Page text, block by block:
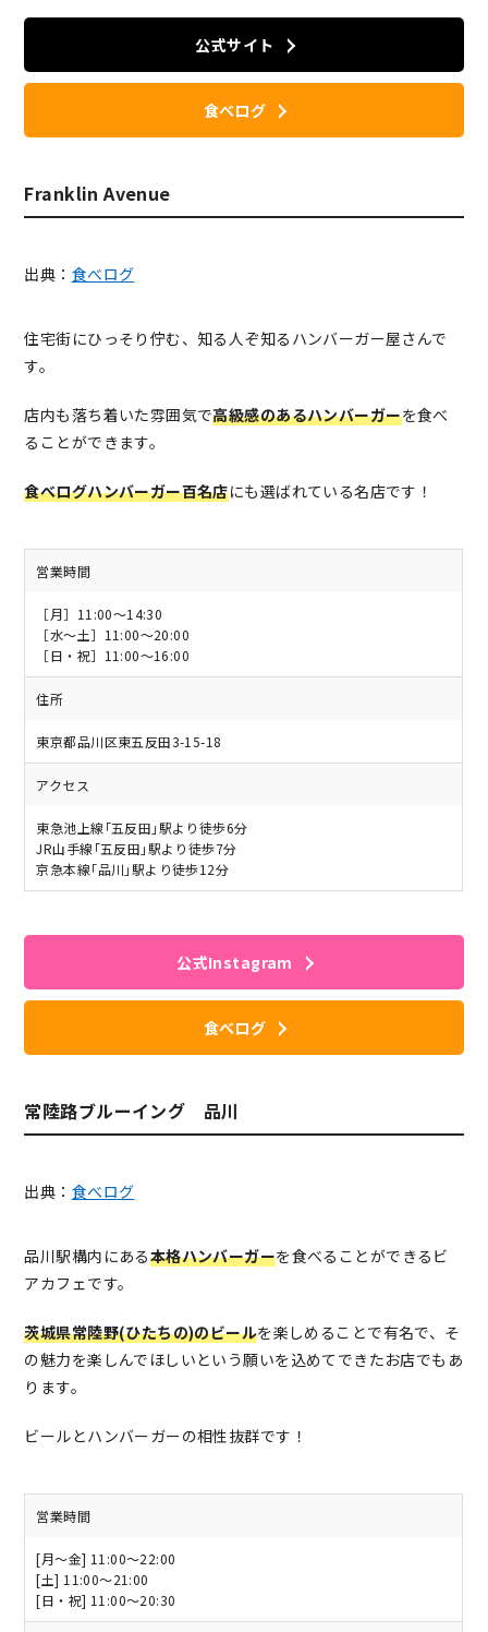
公式サイト
食べログ
Franklin Avenue
出典： 食べログ
住宅街にひっそり佇む、知る人ぞ知るハンバーガー屋さんで
す。
店内も落ち着いた雰囲気で高級感のあるハンバーガーを食べ
ることができます。
食べログハンバーガー百名店にも選ばれている名店です！
営業時間
［月］11:00〜14:30
［水～土］11:00～20:00
［日・祝］11:00〜16:00
住所
東京都品川区東五反田3-15-18
アクセス
東急池上線｢五反田｣駅より徒歩6分
JR山手線｢五反田｣駅より徒歩7分
京急本線｢品川｣駅より徒歩12分
公式Instagram
食べログ
常陸路ブルーイング 品川
出典： 食べログ
品川駅構内にある本格ハンバーガーを食べることができるビ
アカフェです。
茨城県常陸野(ひたちの)のビールを楽しめることで有名で、そ
の魅力を楽しんでほしいという願いを込めてできたお店でもあ
ります。
ビールとハンバーガーの相性抜群です！
営業時間
[月～金] 11:00～22:00
[土] 11:00～21:00
[日・祝] 11:00～20:30